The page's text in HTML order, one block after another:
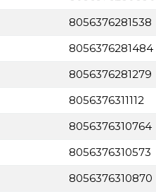
8056376281538
8056376281484
8056376281279
8056376311112
8056376310764
8056376310573
8056376310870